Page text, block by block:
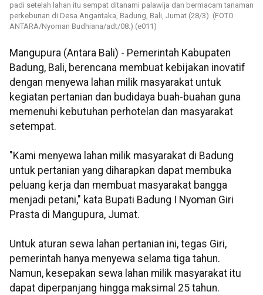
padi setelah lahan itu sempat ditanami palawija dan bermacam tanaman
perkebunan di Desa Angantaka, Badung, Bali, Jumat (28/3). (FOTO
ANTARA/Nyoman Budhiana/adt/08.) (e011)
Mangupura (Antara Bali) - Pemerintah Kabupaten
Badung, Bali, berencana membuat kebijakan inovatif
dengan menyewa lahan milik masyarakat untuk
kegiatan pertanian dan budidaya buah-buahan guna
memenuhi kebutuhan perhotelan dan masyarakat
setempat.
"Kami menyewa lahan milik masyarakat di Badung
untuk pertanian yang diharapkan dapat membuka
peluang kerja dan membuat masyarakat bangga
menjadi petani," kata Bupati Badung I Nyoman Giri
Prasta di Mangupura, Jumat.
Untuk aturan sewa lahan pertanian ini, tegas Giri,
pemerintah hanya menyewa selama tiga tahun.
Namun, kesepakan sewa lahan milik masyarakat itu
dapat diperpanjang hingga maksimal 25 tahun.